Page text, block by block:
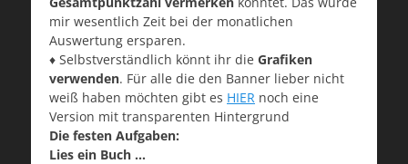
mir wesentlich Zeit bei der monatlichen
Auswertung ersparen.
♦ Selbstverständlich könnt ihr die Grafiken
verwenden. Für alle die den Banner lieber nicht
weiß haben möchten gibt es HIER noch eine
Version mit transparenten Hintergrund
Die festen Aufgaben:
Lies ein Buch …